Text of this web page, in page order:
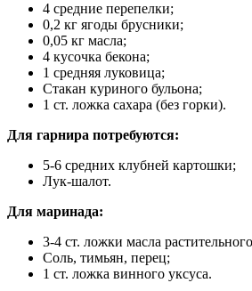
4 средние перепелки;
0,2 кг ягоды брусники;
0,05 кг масла;
4 кусочка бекона;
1 средняя луковица;
Стакан куриного бульона;
1 ст. ложка сахара (без горки).
Для гарнира потребуются:
5-6 средних клубней картошки;
Лук-шалот.
Для маринада:
3-4 ст. ложки масла
Соль, тимьян, перец;
1 ст. ложка винного уксуса.